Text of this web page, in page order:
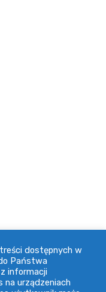
wysokiej
współpraca z
dostępnych w
Państwa
informacji
na urządzeniach